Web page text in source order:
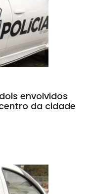
envolvidos
da cidade